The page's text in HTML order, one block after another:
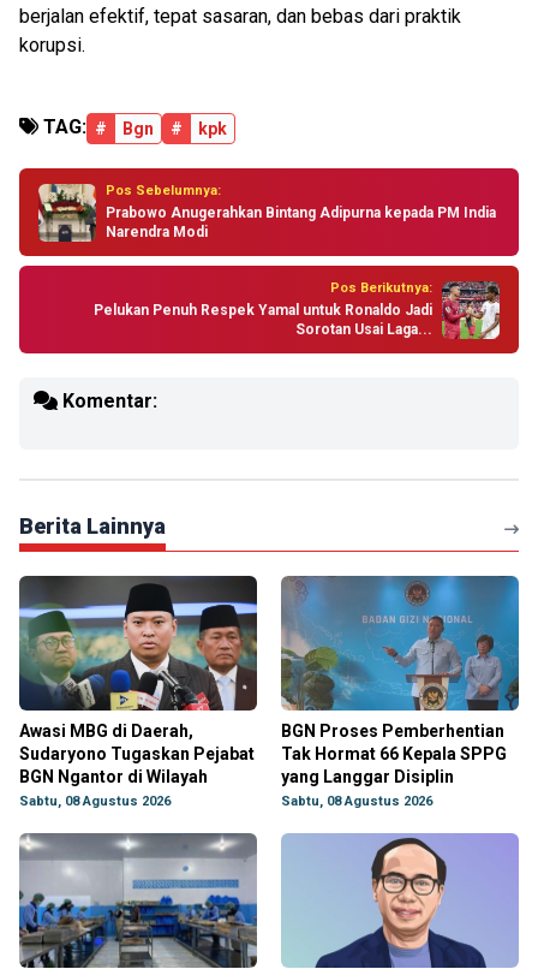
berjalan efektif, tepat sasaran, dan bebas dari praktik
korupsi.
TAG: # Bgn # kpk
Pos Sebelumnya:
Prabowo Anugerahkan Bintang Adipurna kepada PM India
Narendra Modi
Pos Berikutnya:
Pelukan Penuh Respek Yamal untuk Ronaldo Jadi
Sorotan Usai Laga...
Komentar:
Berita Lainnya
Awasi MBG di Daerah,
Sudaryono Tugaskan Pejabat
BGN Ngantor di Wilayah
Sabtu, 08 Agustus 2026
BGN Proses Pemberhentian
Tak Hormat 66 Kepala SPPG
yang Langgar Disiplin
Sabtu, 08 Agustus 2026